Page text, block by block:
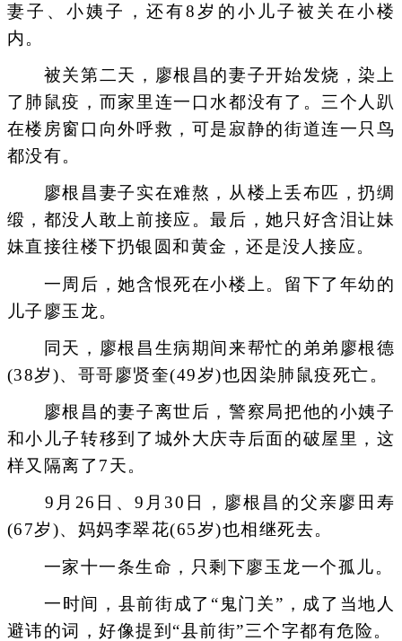
妻子、小姨子，还有8岁的小儿子被关在小楼
内。
被关第二天，廖根昌的妻子开始发烧，染上
了肺鼠疫，而家里连一口水都没有了。三个人趴
在楼房窗口向外呼救，可是寂静的街道连一只鸟
都没有。
廖根昌妻子实在难熬，从楼上丢布匹，扔绸
缎，都没人敢上前接应。最后，她只好含泪让妹
妹直接往楼下扔银圆和黄金，还是没人接应。
一周后，她含恨死在小楼上。留下了年幼的
儿子廖玉龙。
同天，廖根昌生病期间来帮忙的弟弟廖根德
(38岁)、哥哥廖贤奎(49岁)也因染肺鼠疫死亡。
廖根昌的妻子离世后，警察局把他的小姨子
和小儿子转移到了城外大庆寺后面的破屋里，这
样又隔离了7天。
9月26日、9月30日，廖根昌的父亲廖田寿
(67岁)、妈妈李翠花(65岁)也相继死去。
一家十一条生命，只剩下廖玉龙一个孤儿。
一时间，县前街成了“鬼门关”，成了当地人
避讳的词，好像提到“县前街”三个字都有危险。